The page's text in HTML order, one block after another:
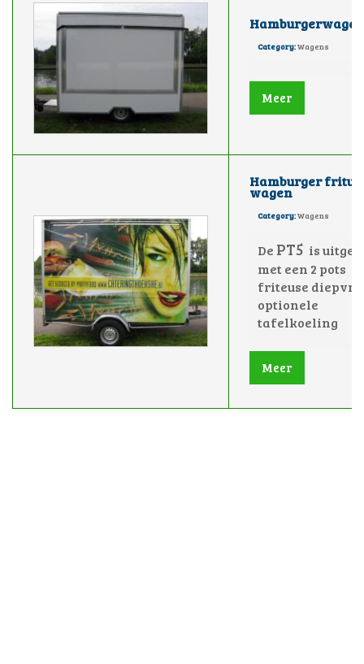
Hamburgerwagen
Category:Wagens
Meer
Hamburger
wagen
Category:Wagens
De PT5 is
met een 2 pots
friteuse
optionele
tafelkoeling
Meer